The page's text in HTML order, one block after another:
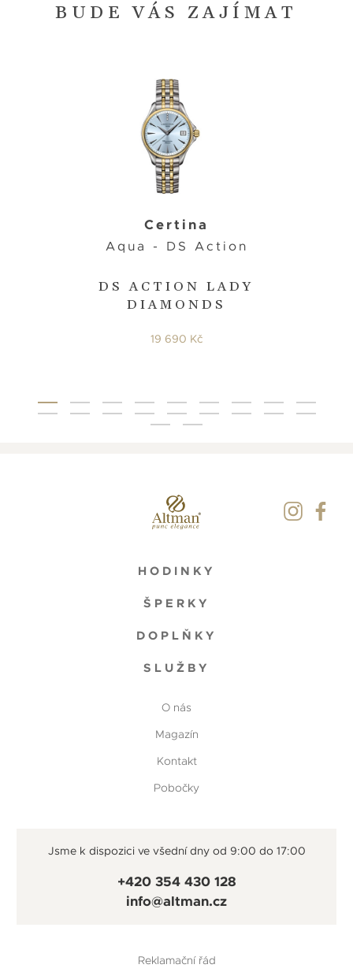
BUDE VÁS ZAJÍMAT
DS ACTION LADY
DIAMONDS
Certina
Aqua - DS Action
19 690 Kč
HODINKY
ŠPERKY
DOPLŇKY
SLUŽBY
O nás
Magazín
Kontakt
Pobočky
Jsme k dispozici ve všední dny od 9:00 do 17:00
+420 354 430 128
info@altman.cz
Reklamační řád